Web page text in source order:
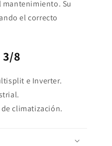
Su
el correcto
8
e Inverter.
climatización.